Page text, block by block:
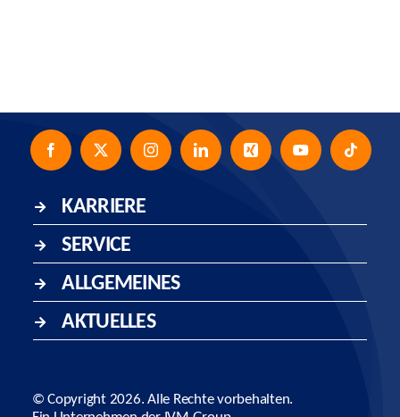
KARRIERE
SERVICE
ALLGEMEINES
AKTUELLES
© Copyright 2026. Alle Rechte vorbehalten.